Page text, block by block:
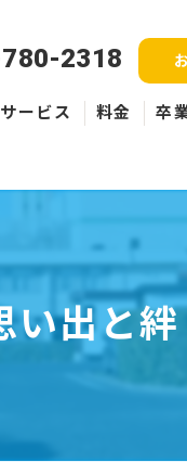
2318
ービス
パードライバー
料金 卒
い出と絆